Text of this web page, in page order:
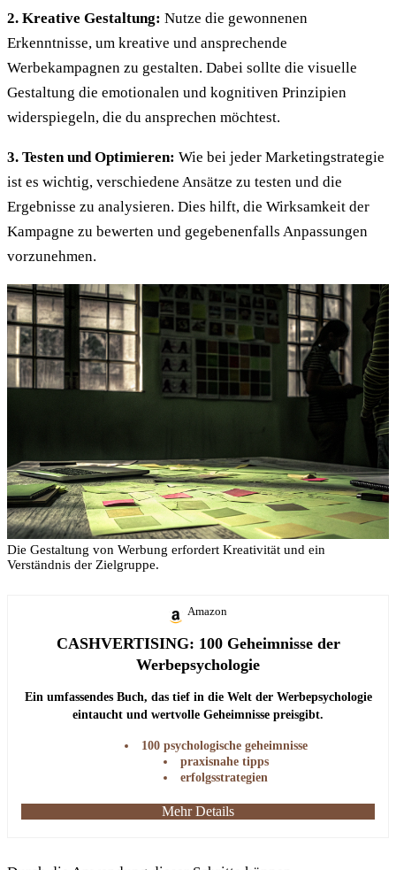
2. Kreative Gestaltung: Nutze die gewonnenen
Erkenntnisse, um kreative und ansprechende
Werbekampagnen zu gestalten. Dabei sollte die visuelle
Gestaltung die emotionalen und kognitiven Prinzipien
widerspiegeln, die du ansprechen möchtest.
3. Testen und Optimieren: Wie bei jeder Marketingstrategie
ist es wichtig, verschiedene Ansätze zu testen und die
Ergebnisse zu analysieren. Dies hilft, die Wirksamkeit der
Kampagne zu bewerten und gegebenenfalls Anpassungen
vorzunehmen.
Die Gestaltung von Werbung erfordert Kreativität und ein
Verständnis der Zielgruppe.
Amazon
CASHVERTISING: 100 Geheimnisse der
Werbepsychologie
Ein umfassendes Buch, das tief in die Welt der Werbepsychologie
eintaucht und wertvolle Geheimnisse preisgibt.
100 psychologische geheimnisse
praxisnahe tipps
erfolgsstrategien
Mehr Details